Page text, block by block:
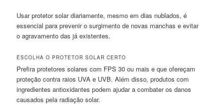
Usar protetor solar diariamente, mesmo em dias nublados, é
essencial para prevenir o surgimento de novas manchas e evitar
o agravamento das já existentes.
ESCOLHA O PROTETOR SOLAR CERTO
Prefira protetores solares com FPS 30 ou mais e que ofereçam
proteção contra raios UVA e UVB. Além disso, produtos com
ingredientes antioxidantes podem ajudar a combater os danos
causados pela radiação solar.